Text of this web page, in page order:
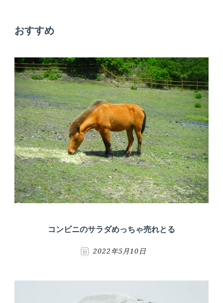
ー
シ
ョ
ン
おすすめ
コンビニのサラダめっちゃ売れとる
2022年5月10日